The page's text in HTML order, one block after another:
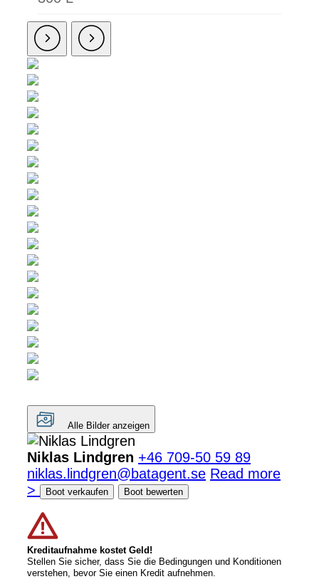
Alle Bilder anzeigen
Niklas Lindgren +46 709-50 59 89
niklas.lindgren@batagent.se Read more
>
Boot verkaufen Boot bewerten
Kreditaufnahme kostet Geld!
Stellen Sie sicher, dass Sie die Bedingungen und Konditionen
verstehen, bevor Sie einen Kredit aufnehmen.